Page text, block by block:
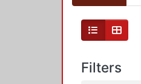
Filters